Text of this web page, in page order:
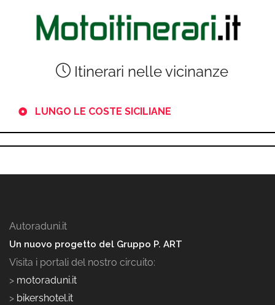
Itinerari nelle vicinanze
LUNGO LE COSTE SICILIANE
Autoraduni.it
Un nuovo progetto del Gruppo P. ART
Visita i portali del nostro circuito:
> motoraduni.it
> bikershotel.it